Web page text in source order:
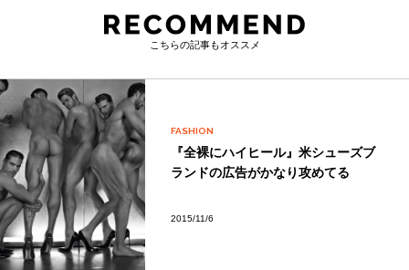
こちらの記事もオススメ
FASHION
『全裸にハイヒール』米シューズブ
ランドの広告がかなり攻めてる
2015/11/6